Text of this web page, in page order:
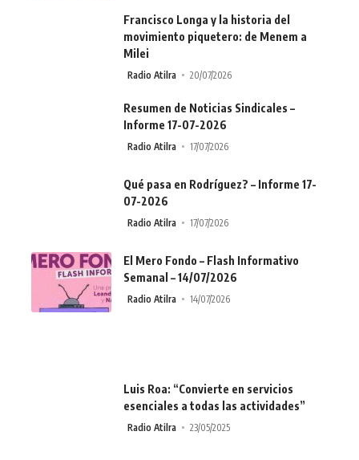
Francisco Longa y la historia del
movimiento piquetero: de Menem a
Milei
Radio Atilra 20/07/2026
Resumen de Noticias Sindicales –
Informe 17-07-2026
Radio Atilra 17/07/2026
Qué pasa en Rodríguez? – Informe 17-
07-2026
Radio Atilra 17/07/2026
El Mero Fondo – Flash Informativo
Semanal – 14/07/2026
Radio Atilra 14/07/2026
Luis Roa: “Convierte en servicios
esenciales a todas las actividades”
Radio Atilra 23/05/2025